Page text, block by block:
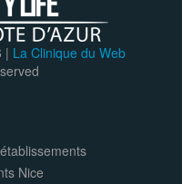
| La Clinique du Web
Nice